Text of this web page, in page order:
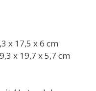
x 17,5 x 6 cm
x 19,7 x 5,7 cm